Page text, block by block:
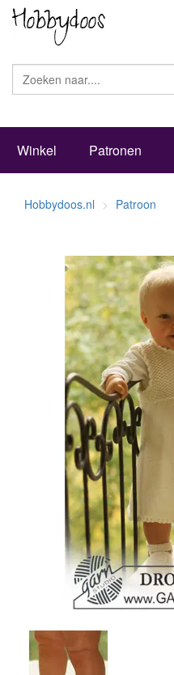
Winkel Patronen
Hobbydoos.nl Patroon